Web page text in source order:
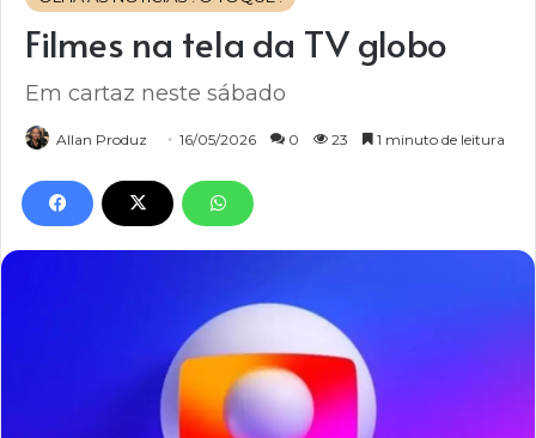
Filmes na tela da TV globo
Em cartaz neste sábado
Allan Produz 16/05/2026 0 23 1 minuto de leitura